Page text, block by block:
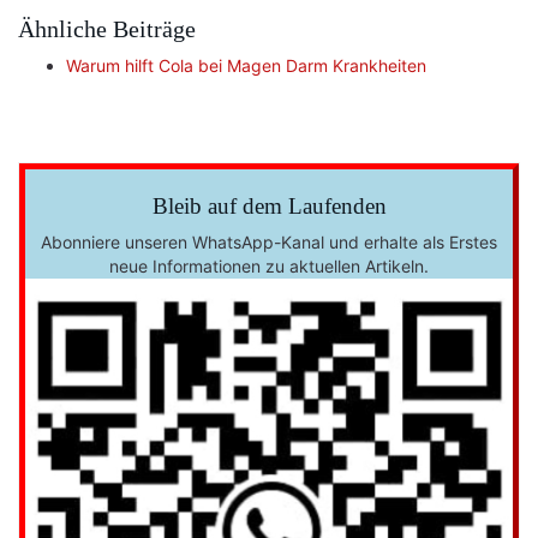
Ähnliche Beiträge
Warum hilft Cola bei Magen Darm Krankheiten
Bleib auf dem Laufenden
Abonniere unseren WhatsApp-Kanal und erhalte als Erstes
neue Informationen zu aktuellen Artikeln.